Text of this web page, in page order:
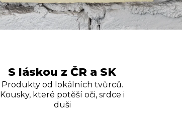
S láskou z ČR a SK
Produkty od lokálních tvůrců.
Kousky, které potěší oči, srdce i
duši